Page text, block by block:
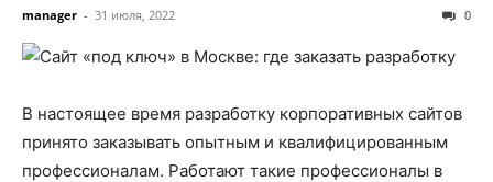
manager - 31 июля, 2022 0
В настоящее время разработку корпоративных сайтов
принято заказывать опытным и квалифицированным
профессионалам. Работают такие профессионалы в